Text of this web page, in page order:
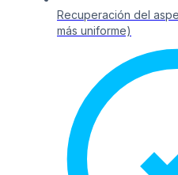
Recuperación del
más uniforme)